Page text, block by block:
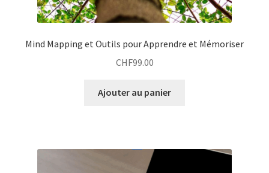
Mind Mapping et Outils pour Apprendre et Mémoriser
CHF99.00
Ajouter au panier